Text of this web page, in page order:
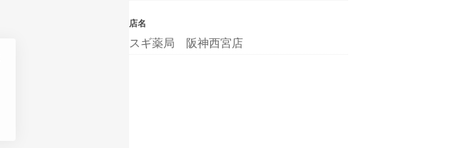
店名
スギ薬局 阪神西宮店